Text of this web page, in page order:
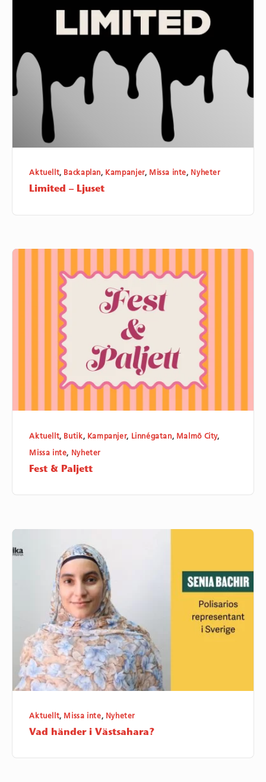
Aktuellt, Backaplan, Kampanjer, Missa inte, Nyheter
Limited – Ljuset
Aktuellt, Butik, Kampanjer, Linnégatan, Malmö City,
Missa inte, Nyheter
Fest & Paljett
händer
Västsahara?
Aktuellt, Missa inte, Nyheter
Vad händer i Västsahara?